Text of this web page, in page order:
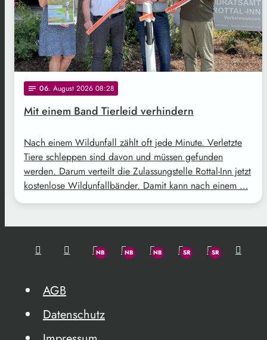
notes 06. August 2026 08:28
Mit einem Band Tierleid verhindern
Nach einem Wildunfall zählt oft jede Minute. Verletzte
Tiere schleppen sind davon und müssen gefunden
werden. Darum verteilt die Zulassungstelle Rottal-Inn jetzt
kostenlose Wildunfallbänder. Damit kann nach einem …
AGB
Datenschutz